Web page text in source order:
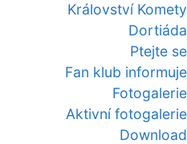
Království Komety
Dortiáda
Ptejte se
Fan klub informuje
Fotogalerie
Aktivní fotogalerie
Download